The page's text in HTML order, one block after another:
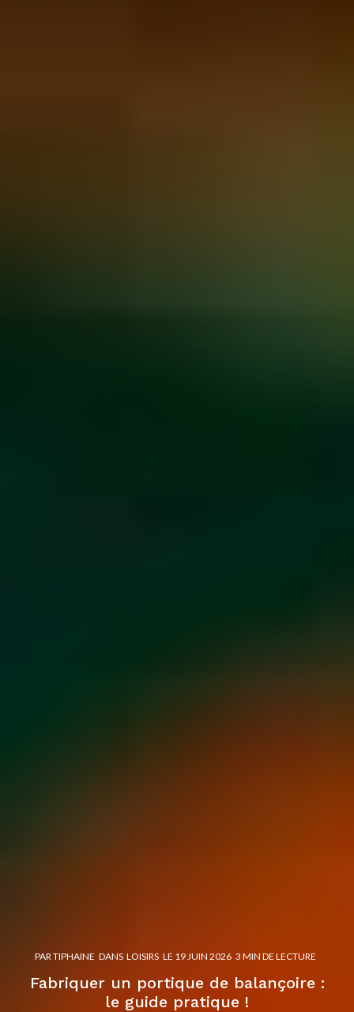
PAR TIPHAINE DANS LOISIRS LE 19 JUIN 2026 3 MIN DE LECTURE
Fabriquer un portique de balançoire :
le guide pratique !